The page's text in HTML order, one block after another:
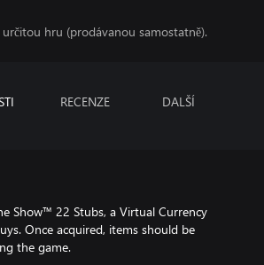
hru (prodávanou samostatně).
RECENZE DALŠÍ
Show™ 22 Stubs, a Virtual Currency
Once acquired, items should be
the game.